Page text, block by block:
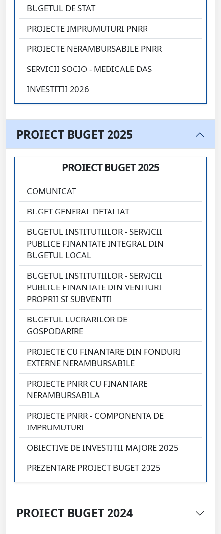
BUGETUL DE STAT
PROIECTE IMPRUMUTURI PNRR
PROIECTE NERAMBURSABILE PNRR
SERVICII SOCIO - MEDICALE DAS
INVESTITII 2026
PROIECT BUGET 2025
PROIECT BUGET 2025
COMUNICAT
BUGET GENERAL DETALIAT
BUGETUL INSTITUTIILOR - SERVICII
PUBLICE FINANTATE INTEGRAL DIN
BUGETUL LOCAL
BUGETUL INSTITUTIILOR - SERVICII
PUBLICE FINANTATE DIN VENITURI
PROPRII SI SUBVENTII
BUGETUL LUCRARILOR DE
GOSPODARIRE
PROIECTE CU FINANTARE DIN FONDURI
EXTERNE NERAMBURSABILE
PROIECTE PNRR CU FINANTARE
NERAMBURSABILA
PROIECTE PNRR - COMPONENTA DE
IMPRUMUTURI
OBIECTIVE DE INVESTITII MAJORE 2025
PREZENTARE PROIECT BUGET 2025
PROIECT BUGET 2024